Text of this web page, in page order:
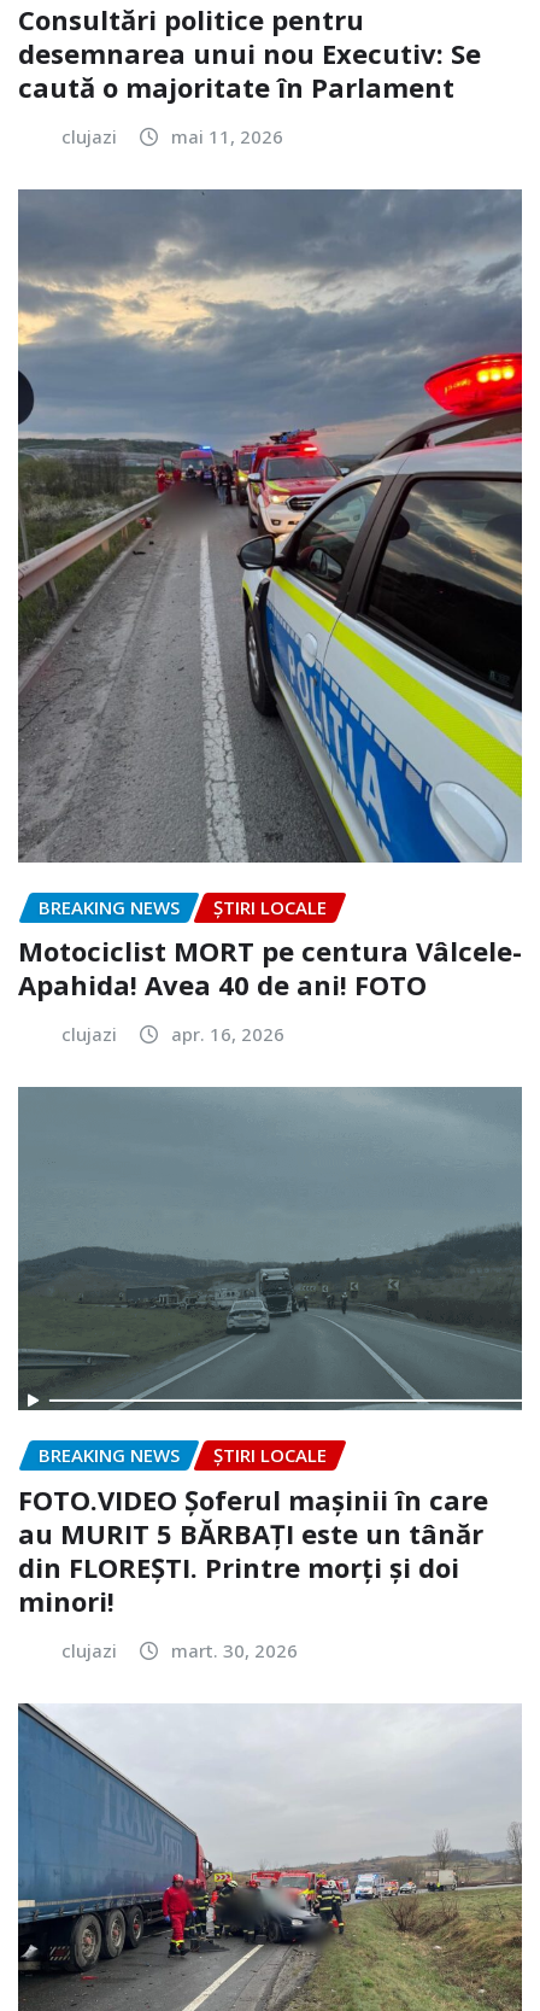
Consultări politice pentru
desemnarea unui nou Executiv: Se
caută o majoritate în Parlament
clujazi mai 11, 2026
BREAKING NEWS ȘTIRI LOCALE
Motociclist MORT pe centura Vâlcele-
Apahida! Avea 40 de ani! FOTO
clujazi apr. 16, 2026
BREAKING NEWS ȘTIRI LOCALE
FOTO.VIDEO Șoferul mașinii în care
au MURIT 5 BĂRBAȚI este un tânăr
din FLOREȘTI. Printre morți și doi
minori!
clujazi mart. 30, 2026